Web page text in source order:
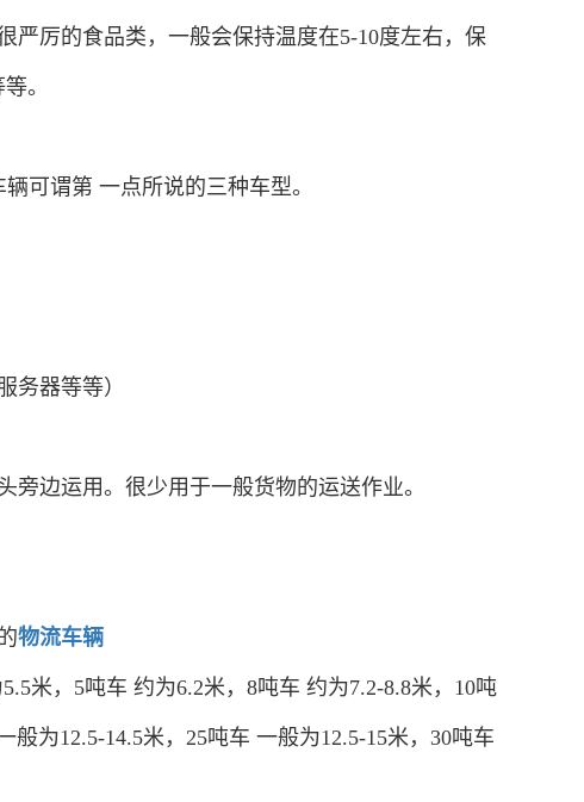
严厉的食品类，一般会保持温度在5-10度左右，保
。
可谓第 一点所说的三种车型。
务器等等）
边运用。很少用于一般货物的运送作业。
物流车辆
米，5吨车 约为6.2米，8吨车 约为7.2-8.8米，10吨
为12.5-14.5米，25吨车 一般为12.5-15米，30吨车